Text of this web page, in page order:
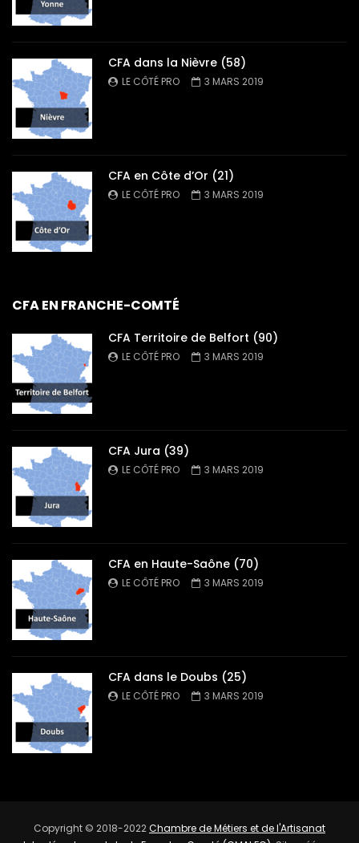
CFA dans la Nièvre (58)
LE CÔTÉ PRO 3 MARS 2019
CFA en Côte d’Or (21)
LE CÔTÉ PRO 3 MARS 2019
CFA EN FRANCHE-COMTÉ
CFA Territoire de Belfort (90)
LE CÔTÉ PRO 3 MARS 2019
CFA Jura (39)
LE CÔTÉ PRO 3 MARS 2019
CFA en Haute-Saône (70)
LE CÔTÉ PRO 3 MARS 2019
CFA dans le Doubs (25)
LE CÔTÉ PRO 3 MARS 2019
Copyright © 2018-2022Chambre de Métiers et de l'Artisanat